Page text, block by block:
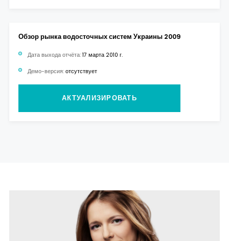
Обзор рынка водосточных систем Украины 2009
Дата выхода отчёта: 17 марта 2010 г.
Демо-версия: отсутствует
АКТУАЛИЗИРОВАТЬ